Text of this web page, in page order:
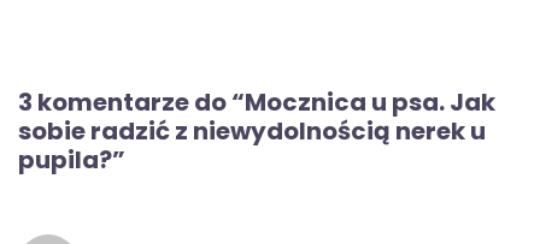
3 komentarze do “Mocznica u psa. Jak
sobie radzić z niewydolnością nerek u
pupila?”